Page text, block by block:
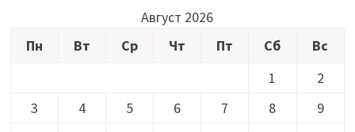
Август 2026
Пн
Вт Ср Чт Пт Сб
Вс
1
2
3
4 5 6 7 8
9